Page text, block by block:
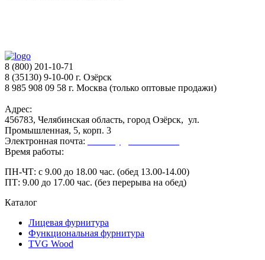
8 (800) 201-10-71
8 (35130) 9-10-00 г. Озёрск
8 985 908 09 58 г. Москва (только оптовые продажи)
Адрес:
456783, Челябинская область, город Озёрск, ул.
Промышленная, 5, корп. 3
Электронная почта:
Время работы:
ПН-ЧТ: с 9.00 до 18.00 час. (обед 13.00-14.00)
ПТ: 9.00 до 17.00 час. (без перерыва на обед)
Каталог
Лицевая фурнитура
Функциональная фурнитура
TVG Wood